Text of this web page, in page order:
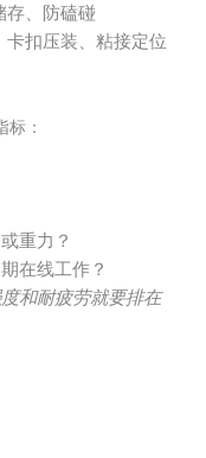
存、防磕碰
卡扣压装、粘接定位
：
重力？
在线工作？
和耐疲劳就要排在